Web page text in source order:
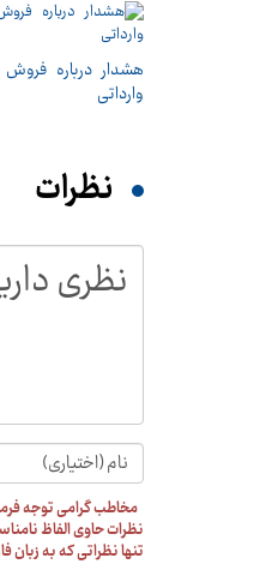
هشدار درباره
وارداتی
نظرات
مخاطب گرامی توجه
نظرات حاوی الفاظ
تنها نظراتی که به